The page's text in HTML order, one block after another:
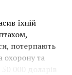
їхній
потерпають
охорону та
000 доларів